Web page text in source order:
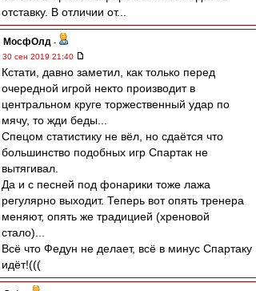
отставку. В отличии от...
МосфОлд -
30 сен 2019 21:40
Кстати, давно заметил, как только перед
очередной игрой некто производит в
центральном круге торжественный удар по
мячу, то жди беды...
Спецом статистику не вёл, но сдаётся что
большинство подобных игр Спартак не
вытягивал.
Да и с песней под фонарики тоже лажа
регулярно выходит. Теперь вот опять тренера
меняют, опять же традицией (хреновой
стало)...
Всё что Федун не делает, всё в минус Спартаку
идёт!(((